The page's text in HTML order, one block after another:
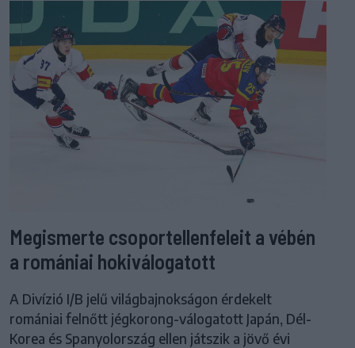
Megismerte csoportellenfeleit a vébén
a romániai hokiválogatott
A Divízió I/B jelű világbajnokságon érdekelt
romániai felnőtt jégkorong-válogatott Japán, Dél-
Korea és Spanyolország ellen játszik a jövő évi